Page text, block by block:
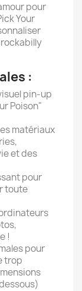
pour
Your
:
pin-up
Poison"
matériaux
et des
pour
toute
!
pour
trop